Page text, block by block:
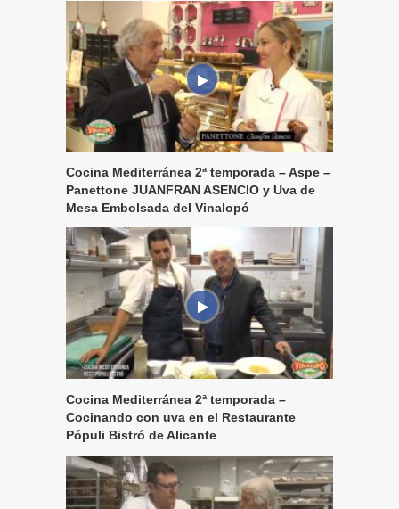
Cocina Mediterránea 2ª temporada – Aspe –
Panettone JUANFRAN ASENCIO y Uva de
Mesa Embolsada del Vinalopó
Cocina Mediterránea 2ª temporada –
Cocinando con uva en el Restaurante
Pópuli Bistró de Alicante